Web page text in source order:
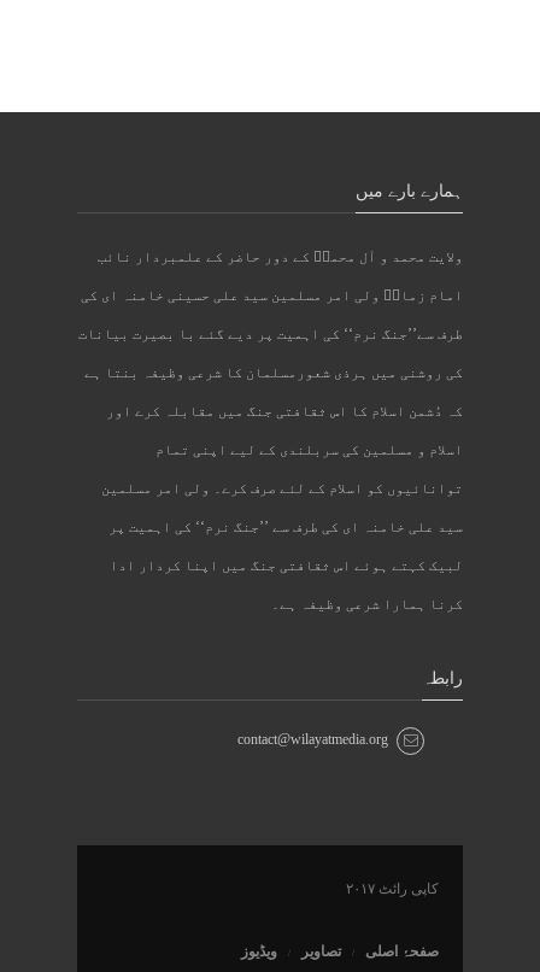
ہمارے بارے میں
ولایت محمد و آل محمدؐ کے دور حاضر کے علمبردار نائب
امام زمانؑ ولی امر مسلمین سید علی حسینی خامنہ ای کی
طرف سے’’جنگ نرم‘‘ کی اہمیت پر دیے گئے با بصیرت بیانات
کی روشنی میں ہرذی شعورمسلمان کا شرعی وظیفہ بنتا ہے
کہ دُشمن اسلام کا اس ثقافتی جنگ میں مقابلہ کرے اور
اسلام و مسلمین کی سربلندی کے لیے اپنی تمام
توانائیوں کو اسلام کے لئے صرف کرے۔ ولی امر مسلمین
سید علی خامنہ ای کی طرف سے ’’جنگ نرم‘‘ کی اہمیت پر
لبیک کہتے ہوئے اس ثقافتی جنگ میں اپنا کردار ادا
کرنا ہمارا شرعی وظیفہ ہے۔
رابطہ
contact@wilayatmedia.org
کاپی رائٹ ۲۰۱۷
صفحۂ اصلی تصاویر ویڈیوز